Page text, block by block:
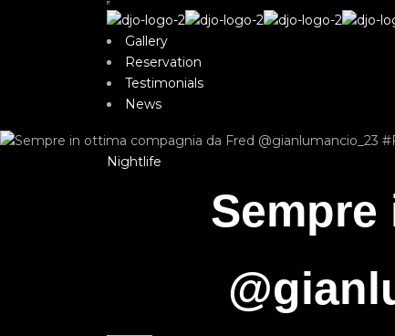
Gallery
Reservation
Testimonials
News
Nightlife